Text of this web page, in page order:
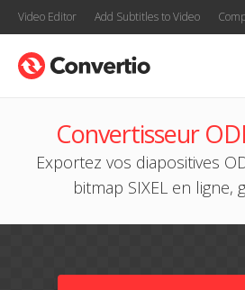
Video Editor Add Subtitles to Video
Convertisseur
Exportez vos diapositives
bitmap SIXEL en ligne,